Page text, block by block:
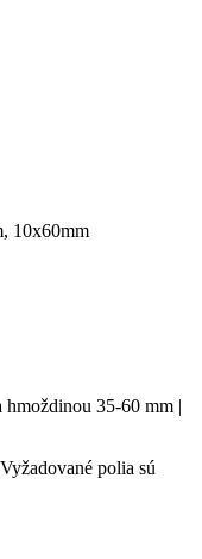
10x60mm
hmoždinou 35-60 mm |
Vyžadované polia sú